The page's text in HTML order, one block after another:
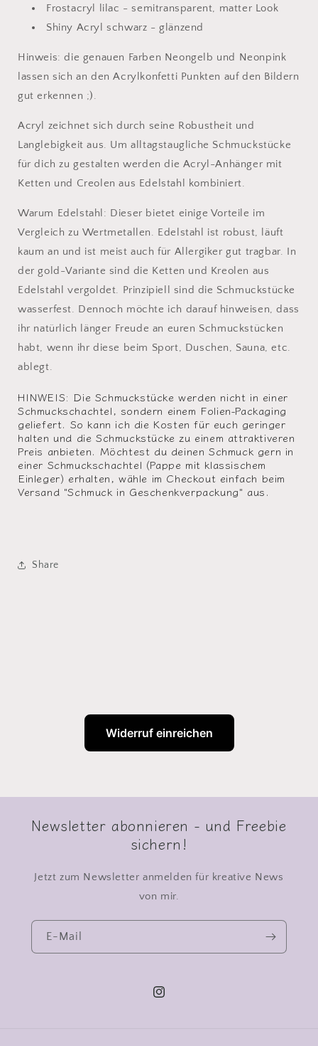
Frostacryl lilac - semitransparent, matter Look
Shiny Acryl schwarz - glänzend
Hinweis: die genauen Farben Neongelb und Neonpink
lassen sich an den Acrylkonfetti Punkten auf den Bildern
gut erkennen ;).
Acryl zeichnet sich durch seine Robustheit und
Langlebigkeit aus. Um alltagstaugliche Schmuckstücke
für dich zu gestalten werden die Acryl-Anhänger mit
Ketten und Creolen aus Edelstahl kombiniert.
Warum Edelstahl: Dieser bietet einige Vorteile im
Vergleich zu Wertmetallen. Edelstahl ist robust, läuft
kaum an und ist meist auch für Allergiker gut tragbar. In
der gold-Variante sind die Ketten und Kreolen aus
Edelstahl vergoldet. Prinzipiell sind die Schmuckstücke
wasserfest. Dennoch möchte ich darauf hinweisen, dass
ihr natürlich länger Freude an euren Schmuckstücken
habt, wenn ihr diese beim Sport, Duschen, Sauna, etc.
ablegt.
HINWEIS: Die Schmuckstücke werden nicht in einer
Schmuckschachtel, sondern einem Folien-Packaging
geliefert. So kann ich die Kosten für euch geringer
halten und die Schmuckstücke zu einem attraktiveren
Preis anbieten. Möchtest du deinen Schmuck gern in
einer Schmuckschachtel (Pappe mit klassischem
Einleger) erhalten, wähle im Checkout einfach beim
Versand "Schmuck in Geschenkverpackung" aus.
Share
Widerruf einreichen
Newsletter abonnieren - und Freebie
sichern!
Jetzt zum Newsletter anmelden für kreative News
von mir.
E-Mail
Instagram